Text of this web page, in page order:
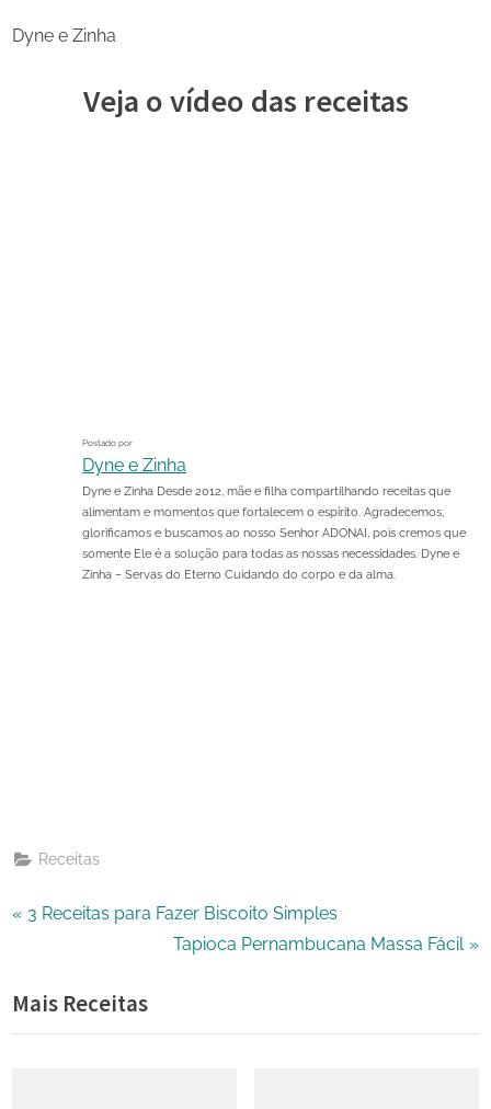
Dyne e Zinha
Veja o vídeo das receitas
Postado por
Dyne e Zinha
Dyne e Zinha Desde 2012, mãe e filha compartilhando receitas que
alimentam e momentos que fortalecem o espírito. Agradecemos,
glorificamos e buscamos ao nosso Senhor ADONAI, pois cremos que
somente Ele é a solução para todas as nossas necessidades. Dyne e
Zinha – Servas do Eterno Cuidando do corpo e da alma.
X
Receitas
Navegação
Post
P
v
i
3 Receitas para Fazer Biscoito Simples
N
t
Tapioca Pernambucana Massa Fácil
Mais Receitas